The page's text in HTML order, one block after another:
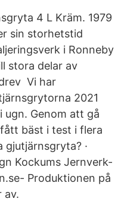
4 L Kräm. 1979
sin storhetstid
i Ronneby
stora delar av
Vi har
2021
ugn. Genom att gå
bäst i test i flera
·
Kockums Jernverk-
Produktionen på
av.